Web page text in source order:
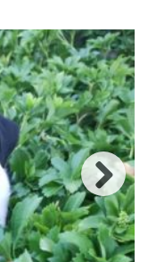
Next